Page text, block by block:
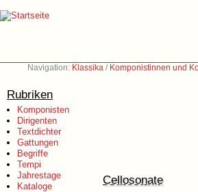
Navigation: Klassika / Komponistinnen und
Rubriken
Komponisten
Dirigenten
Textdichter
Gattungen
Begriffe
Tempi
Jahrestage
Kataloge
Cellosonate